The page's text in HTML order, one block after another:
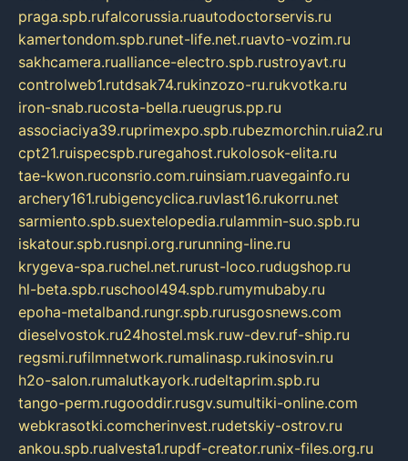
praga.spb.rufalcorussia.ruautodoctorservis.ru
kamertondom.spb.runet-life.net.ruavto-vozim.ru
sakhcamera.rualliance-electro.spb.rustroyavt.ru
controlweb1.rutdsak74.rukinzozo-ru.rukvotka.ru
iron-snab.rucosta-bella.rueugrus.pp.ru
associaciya39.ruprimexpo.spb.rubezmorchin.ruia2.ru
cpt21.ruispecspb.ruregahost.rukolosok-elita.ru
tae-kwon.ruconsrio.com.ruinsiam.ruavegainfo.ru
archery161.rubigencyclica.ruvlast16.rukorru.net
sarmiento.spb.suextelopedia.rulammin-suo.spb.ru
iskatour.spb.rusnpi.org.rurunning-line.ru
krygeva-spa.ruchel.net.rurust-loco.rudugshop.ru
hl-beta.spb.ruschool494.spb.rumymubaby.ru
epoha-metalband.rungr.spb.rurusgosnews.com
dieselvostok.ru24hostel.msk.ruw-dev.ruf-ship.ru
regsmi.rufilmnetwork.rumalinasp.rukinosvin.ru
h2o-salon.rumalutkayork.rudeltaprim.spb.ru
tango-perm.rugooddir.rusgv.sumultiki-online.com
webkrasotki.comcherinvest.rudetskiy-ostrov.ru
ankou.spb.rualvesta1.rupdf-creator.runix-files.org.ru